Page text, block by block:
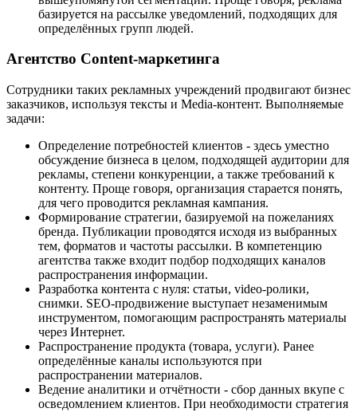
базируется на рассылке уведомлений, подходящих для
определённых групп людей.
Агентство Content-маркетинга
Сотрудники таких рекламных учреждений продвигают бизнес
заказчиков, используя тексты и Media-контент. Выполняемые
задачи:
Определение потребностей клиентов - здесь уместно
обсуждение бизнеса в целом, подходящей аудитории для
рекламы, степени конкуренции, а также требований к
контенту. Проще говоря, организация старается понять,
для чего проводится рекламная кампания.
Формирование стратегии, базируемой на пожеланиях
бренда. Публикации проводятся исходя из выбранных
тем, форматов и частоты рассылки. В компетенцию
агентства также входит подбор подходящих каналов
распространения информации.
Разработка контента с нуля: статьи, video-ролики,
снимки. SEO-продвижение выступает незаменимым
инструментом, помогающим распространять материалы
через Интернет.
Распространение продукта (товара, услуги). Ранее
определённые каналы используются при
распространении материалов.
Ведение аналитики и отчётности - сбор данных вкупе с
осведомлением клиентов. При необходимости стратегия